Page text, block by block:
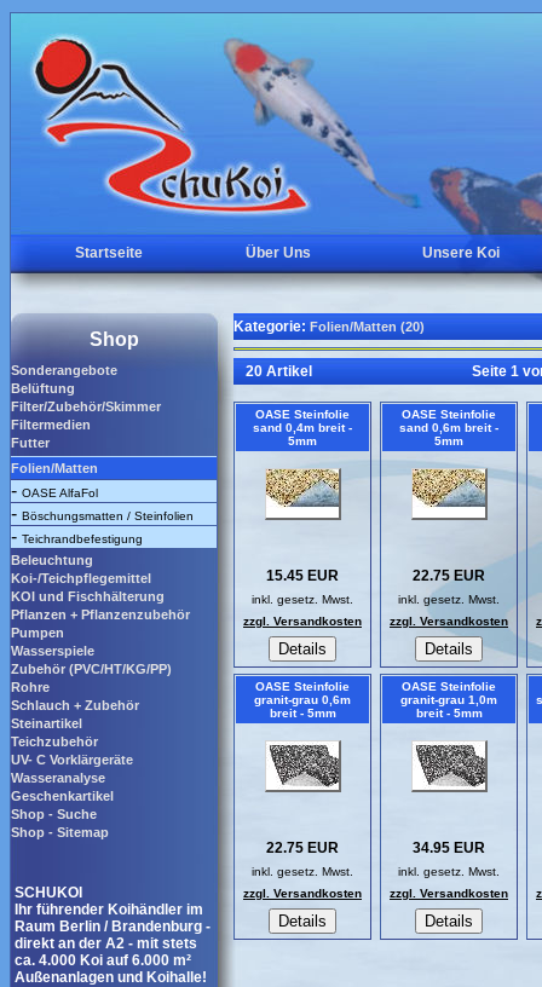
Startseite Über Uns Unsere Koi
Shop
Sonderangebote
Belüftung
Filter/Zubehör/Skimmer
Filtermedien
Futter
Folien/Matten
- OASE AlfaFol
- Böschungsmatten / Steinfolien
- Teichrandbefestigung
Beleuchtung
Koi-/Teichpflegemittel
KOI und Fischhälterung
Pflanzen + Pflanzenzubehör
Pumpen
Wasserspiele
Zubehör (PVC/HT/KG/PP)
Rohre
Schlauch + Zubehör
Steinartikel
Teichzubehör
UV- C Vorklärgeräte
Wasseranalyse
Geschenkartikel
Shop - Suche
Shop - Sitemap
SCHUKOI
Ihr führender Koihändler im
Raum Berlin / Brandenburg -
direkt an der A2 - mit stets
ca. 4.000 Koi auf 6.000 m²
Außenanlagen und Koihalle!
Kategorie: Folien/Matten (20)
20 Artikel Seite 1
OASE Steinfolie
sand 0,4m breit -
5mm
15.45 EUR
inkl. gesetz. Mwst.
zzgl. Versandkosten
OASE Steinfolie
sand 0,6m breit -
5mm
22.75 EUR
inkl. gesetz. Mwst.
zzgl. Versandkosten
OASE Steinfolie
granit-grau 0,6m
breit - 5mm
22.75 EUR
inkl. gesetz. Mwst.
zzgl. Versandkosten
OASE Steinfolie
granit-grau 1,0m
breit - 5mm
34.95 EUR
inkl. gesetz. Mwst.
zzgl. Versandkosten